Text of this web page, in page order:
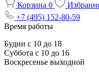
Корзина 0
+7 (495) 152-80-59
Время работы
Будни с 10 до 18
Суббота с 10 до 16
Воскресенье выходной